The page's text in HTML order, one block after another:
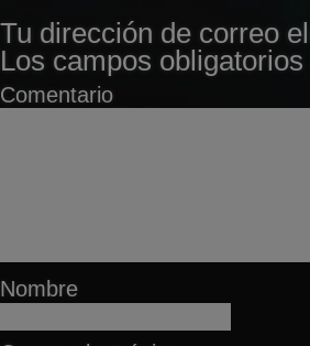
Tu dirección de correo
Los campos
Comentario
Nombre